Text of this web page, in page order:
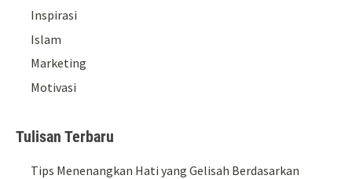
Inspirasi
Islam
Marketing
Motivasi
Tulisan Terbaru
Tips Menenangkan Hati yang Gelisah Berdasarkan